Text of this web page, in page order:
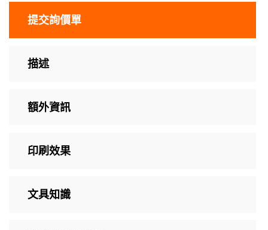
提交詢價單
描述
額外資訊
印刷效果
文具知識